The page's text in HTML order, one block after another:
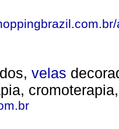
velas